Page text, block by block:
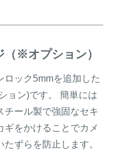
（※オプション）
ロック5mmを追加した
ョン)です。 簡単には
チール製で強固なセキ
ギをかけることでカメ
ずらを防止します。